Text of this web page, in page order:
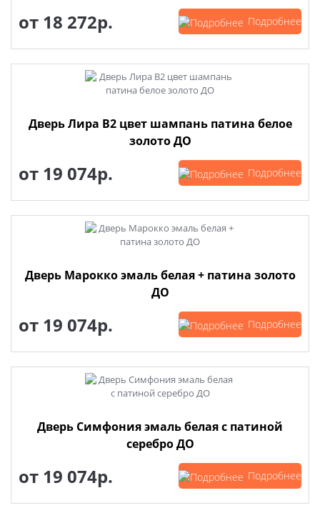
от 18 272р. Подробнее
Дверь Лира В2 цвет шампань патина белое
золото ДО
от 19 074р. Подробнее
Дверь Марокко эмаль белая + патина золото
ДО
от 19 074р. Подробнее
Дверь Симфония эмаль белая с патиной
серебро ДО
от 19 074р. Подробнее